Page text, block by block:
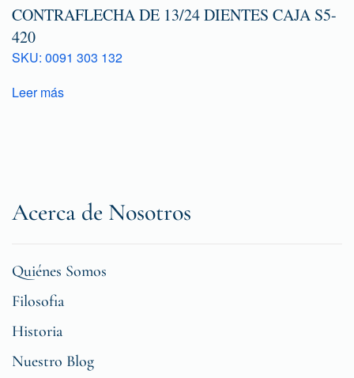
CONTRAFLECHA DE 13/24 DIENTES CAJA S5-
420
SKU: 0091 303 132
Leer más
Acerca de Nosotros
Quiénes Somos
Filosofia
Historia
Nuestro Blog